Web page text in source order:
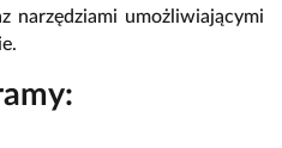
narzędziami umożliwiającymi